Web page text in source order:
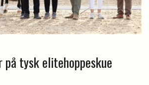
på tysk elitehoppeskue